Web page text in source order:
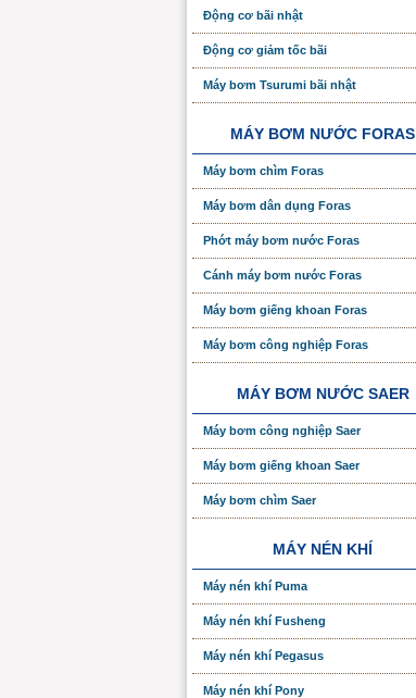
Động cơ bãi nhật
Động cơ giảm tốc bãi
Máy bơm Tsurumi bãi nhật
MÁY BƠM NƯỚC FORAS
Máy bơm chìm Foras
Máy bơm dân dụng Foras
Phớt máy bơm nước Foras
Cánh máy bơm nước Foras
Máy bơm giếng khoan Foras
Máy bơm công nghiệp Foras
MÁY BƠM NƯỚC SAER
Máy bơm công nghiệp Saer
Máy bơm giếng khoan Saer
Máy bơm chìm Saer
MÁY NÉN KHÍ
Máy nén khí Puma
Máy nén khí Fusheng
Máy nén khí Pegasus
Máy nén khí Pony